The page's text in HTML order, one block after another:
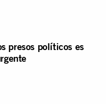
presos políticos es